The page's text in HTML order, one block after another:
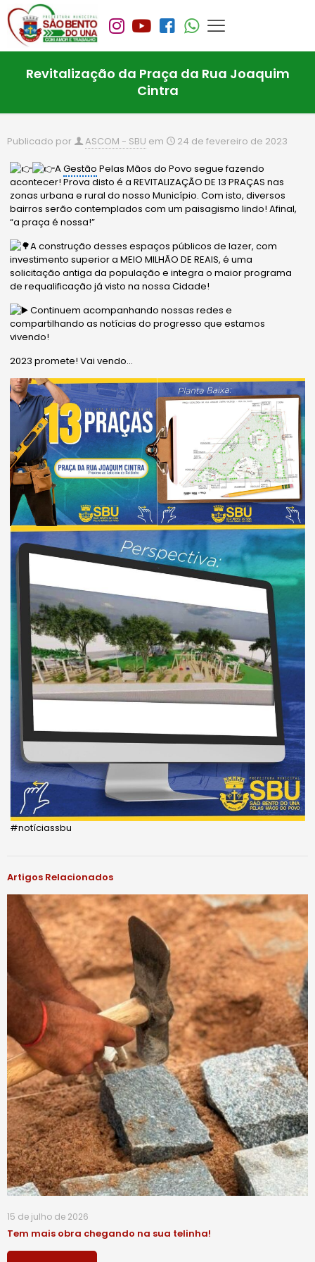
Revitalização da Praça da Rua Joaquim
Cintra
Publicado por ASCOM - SBU em 24 de fevereiro de 2023
AGestão Pelas Mãos do Povo segue fazendo
acontecer! Prova disto é a REVITALIZAÇÃO DE 13 PRAÇAS nas
zonas urbana e rural do nosso Município. Com isto, diversos
bairros serão contemplados com um paisagismo lindo! Afinal,
“a praça é nossa!”
A construção desses espaços públicos de lazer, com
investimento superior a MEIO MILHÃO DE REAIS, é uma
solicitação antiga da população e integra o maior programa
de requalificação já visto na nossa Cidade!
Continuem acompanhandonossas redes e
compartilhando as notícias do progresso que estamos
vivendo!
2023 promete! Vai vendo…
#notíciassbu
Artigos Relacionados
15 de julho de 2026
Tem mais obra chegando na sua telinha!